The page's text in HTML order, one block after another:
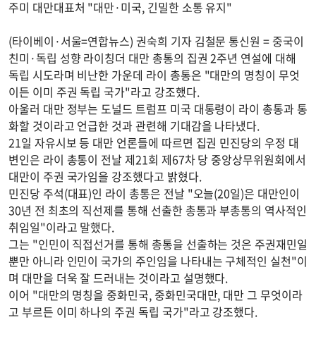
주미 대만대표처 "대만·미국, 긴밀한 소통 유지"
(타이베이·서울=연합뉴스) 권숙희 기자 김철문 통신원 = 중국이
친미·독립 성향 라이칭더 대만 총통의 집권 2주년 연설에 대해
독립 시도라며 비난한 가운데 라이 총통은 "대만의 명칭이 무엇
이든 이미 주권 독립 국가"라고 강조했다.
아울러 대만 정부는 도널드 트럼프 미국 대통령이 라이 총통과 통
화할 것이라고 언급한 것과 관련해 기대감을 나타냈다.
21일 자유시보 등 대만 언론들에 따르면 집권 민진당의 우정 대
변인은 라이 총통이 전날 제21회 제67차 당 중앙상무위원회에서
대만이 주권 국가임을 강조했다고 밝혔다.
민진당 주석(대표)인 라이 총통은 전날 "오늘(20일)은 대만인이
30년 전 최초의 직선제를 통해 선출한 총통과 부총통의 역사적인
취임일"이라고 말했다.
그는 "인민이 직접선거를 통해 총통을 선출하는 것은 주권재민일
뿐만 아니라 인민이 국가의 주인임을 나타내는 구체적인 실천"이
며 대만을 더욱 잘 드러내는 것이라고 설명했다.
이어 "대만의 명칭을 중화민국, 중화민국대만, 대만 그 무엇이라
고 부르든 이미 하나의 주권 독립 국가"라고 강조했다.